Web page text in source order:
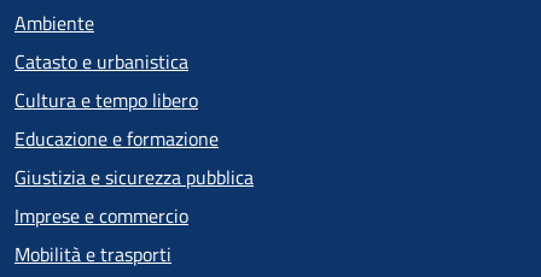
Ambiente
Catasto e urbanistica
Cultura e tempo libero
Educazione e formazione
Giustizia e sicurezza pubblica
Imprese e commercio
Mobilità e trasporti